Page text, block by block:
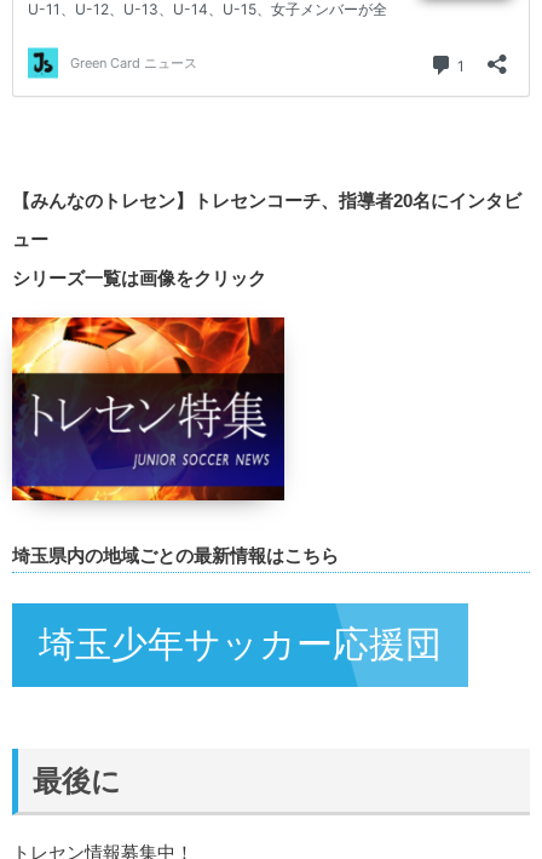
【みんなのトレセン】トレセンコーチ、指導者20名にインタビ
ュー
シリーズ一覧は画像をクリック
埼玉県内の地域ごとの最新情報はこちら
埼玉少年サッカー応援団
最後に
トレセン情報募集中！